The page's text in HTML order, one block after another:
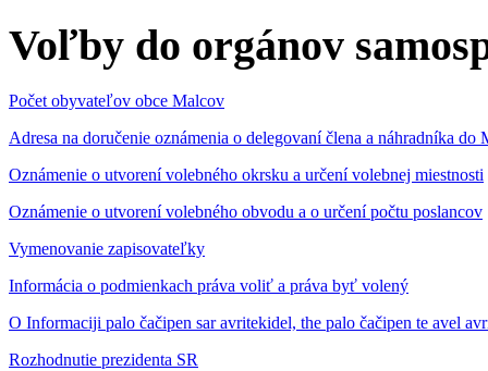
Voľby do orgánov
Počet obyvateľov obce Malcov
Adresa na doručenie oznámenia o delegovaní člena a náhradníka
Oznámenie o utvorení volebného okrsku a určení volebnej miestnosti
Oznámenie o utvorení volebného obvodu a o určení počtu poslancov
Vymenovanie zapisovateľky
Informácia o podmienkach práva voliť a práva byť volený
O Informaciji palo čačipen sar avritekidel, the palo čačipen te avel
Rozhodnutie prezidenta SR